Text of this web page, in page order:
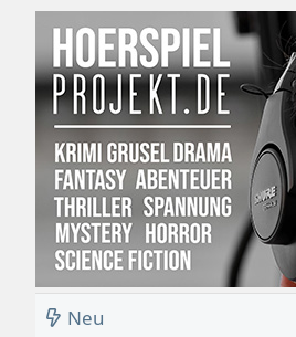
n
e
:
Neu